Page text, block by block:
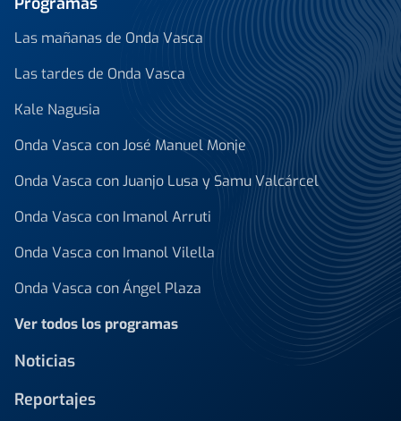
Las mañanas de Onda Vasca
Las tardes de Onda Vasca
Kale Nagusia
Onda Vasca con José Manuel Monje
Onda Vasca con Juanjo Lusa y Samu Valcárcel
Onda Vasca con Imanol Arruti
Onda Vasca con Imanol Vilella
Onda Vasca con Ángel Plaza
Ver todos los programas
Noticias
Reportajes